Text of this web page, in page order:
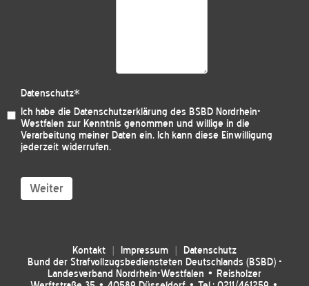
Datenschutz*
Ich habe die Datenschutzerklärung des BSBD Nordrhein-
Westfalen zur Kenntnis genommen und willige in die
Verarbeitung meiner Daten ein. Ich kann diese Einwilligung
jederzeit widerrufen.
Weiter
Kontakt Impressum
Datenschutz
Bund der Strafvollzugsbediensteten Deutschlands (BSBD) -
Landesverband Nordrhein-Westfalen • Reisholzer